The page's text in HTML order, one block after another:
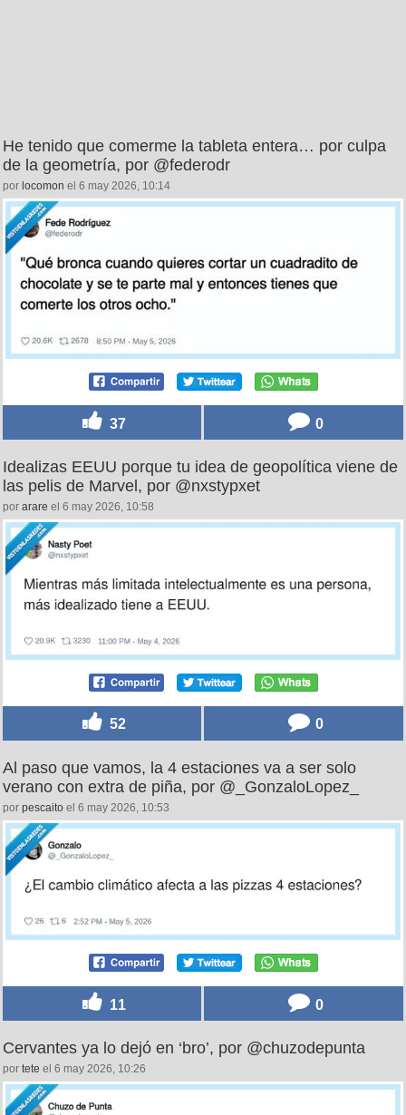
He tenido que comerme la tableta entera… por culpa
de la geometría, por @federodr
por locomon el 6 may 2026, 10:14
37 0
Idealizas EEUU porque tu idea de geopolítica viene de
las pelis de Marvel, por @nxstypxet
por arare el 6 may 2026, 10:58
52 0
Al paso que vamos, la 4 estaciones va a ser solo
verano con extra de piña, por @_GonzaloLopez_
por pescaito el 6 may 2026, 10:53
11 0
Cervantes ya lo dejó en ‘bro’, por @chuzodepunta
por tete el 6 may 2026, 10:26